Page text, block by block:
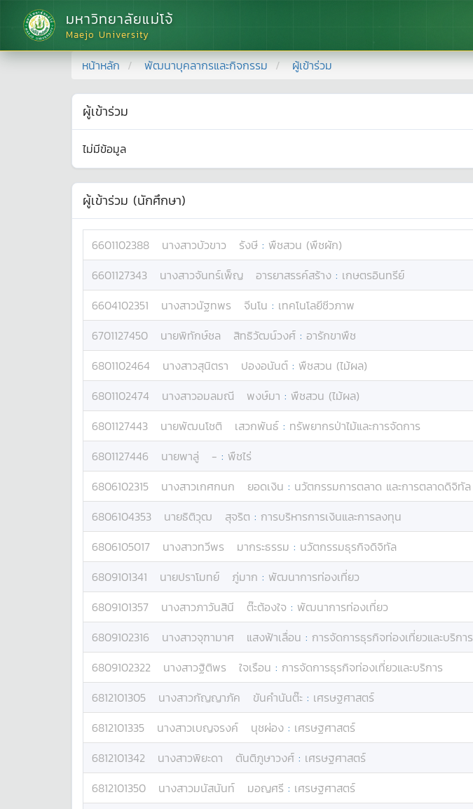
มหาวิทยาลัยแม่โจ้
Maejo University
หน้าหลัก พัฒนาบุคลากรและกิจกรรม ผู้เข้าร่วม
ผู้เข้าร่วม
ไม่มีข้อมูล
ผู้เข้าร่วม (นักศึกษา)
6601102388 นางสาวบัวขาว รังษี : พืชสวน (พืชผัก)
6601127343
นางสาวจันทร์เพ็ญ อารยาสรรค์สร้าง : เกษตรอินทรีย์
6604102351
นางสาวนัฐทพร จีนโน : เทคโนโลยีชีวภาพ
6701127450
นายพิทักษ์ชล สิทธิวัฒน์วงศ์ : อารักขาพืช
6801102464
นางสาวสุนิตรา ปองอนันต์ : พืชสวน (ไม้ผล)
6801102474
นางสาวอมลมณี พงษ์มา : พืชสวน (ไม้ผล)
6801127443
นายพัฒนโชติ เสวกพันธ์ : ทรัพยากรป่าไม้และการจัดการ
6801127446
นายพาลู่ - : พืชไร่
6806102315
นางสาวเกศกนก ยอดเงิน : นวัตกรรมการตลาด และการตลาดดิจิทัล
6806104353
นายธิติวุฒ สุจริต : การบริหารการเงินและการลงทุน
6806105017
นางสาวทวีพร มากระธรรม : นวัตกรรมธุรกิจดิจิทัล
6809101341
นายปราโมทย์ ภู่มาก : พัฒนาการท่องเที่ยว
6809101357
นางสาวภาวันสินี ต๊ะต้องใจ : พัฒนาการท่องเที่ยว
6809102316
นางสาวจุฑามาศ แสงฟ้าเลื่อน : การจัดการธุรกิจท่องเที่ยวและบริการ
6809102322
นางสาวฐิติพร ใจเรือน : การจัดการธุรกิจท่องเที่ยวและบริการ
6812101305
นางสาวกัญญาภัค ขันคำนันต๊ะ : เศรษฐศาสตร์
6812101335
นางสาวเบญจรงค์ นุชผ่อง : เศรษฐศาสตร์
6812101342
นางสาวพิยะดา ตันติภูษาวงศ์ : เศรษฐศาสตร์
6812101350
นางสาวมนัสนันท์ มอญศรี : เศรษฐศาสตร์